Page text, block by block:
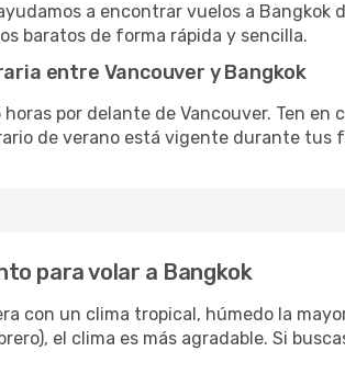
a encontrar vuelos a
baratos de forma rápida y sencilla.
entre Vancouver y Bangkok
horas por delante de Vancouver. Ten
de verano está vigente durante tus
para volar a Bangkok
con un clima tropical, húmedo la
el clima es más agradable. Si